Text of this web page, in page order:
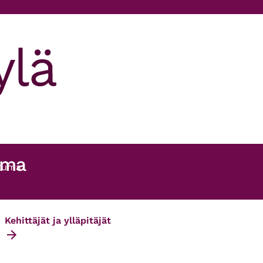
Kehittäjät ja ylläpitäjät